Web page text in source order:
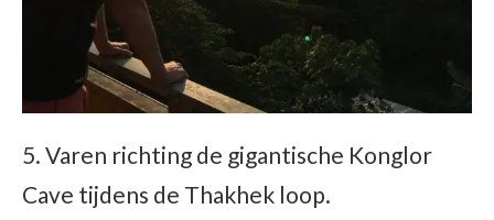
5. Varen richting de gigantische Konglor
Cave tijdens de Thakhek loop.